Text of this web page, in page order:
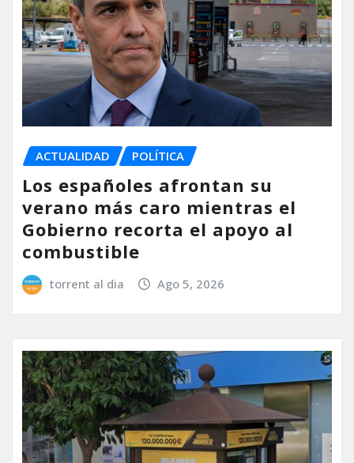
ACTUALIDAD POLÍTICA
Los españoles afrontan su
verano más caro mientras el
Gobierno recorta el apoyo al
combustible
torrent al dia Ago 5, 2026